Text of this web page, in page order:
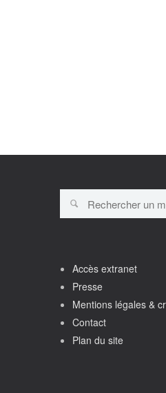
Accès extranet
Presse
Mentions légales &
Contact
Plan du site